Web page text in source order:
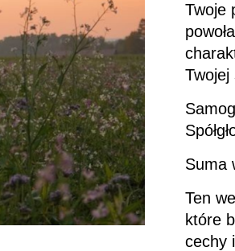
Twoje
Twojej
Suma
Ten
które
cechy